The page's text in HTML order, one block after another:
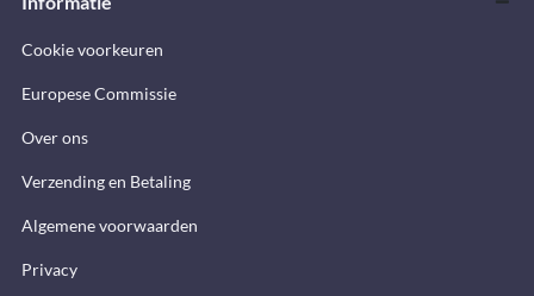
Cookie voorkeuren
Europese Commissie
Over ons
Verzending en Betaling
Algemene voorwaarden
Privacy